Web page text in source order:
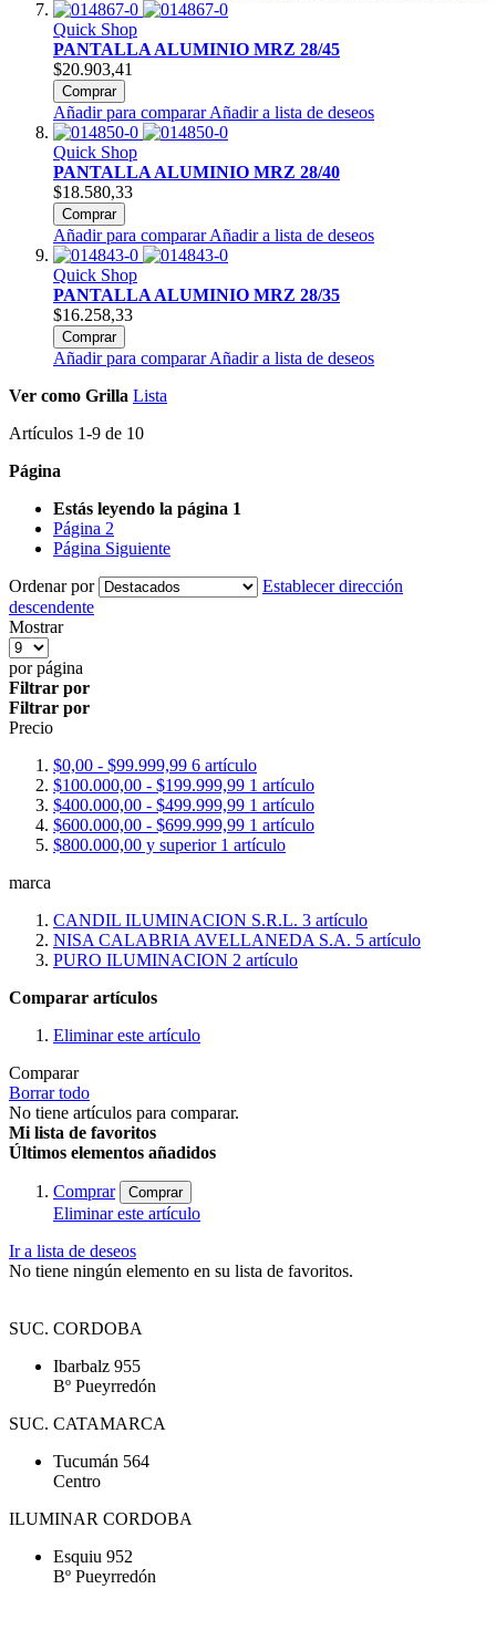
Quick Shop
PANTALLA ALUMINIO MRZ 28/45
$20.903,41
Comprar
Añadir para comparar Añadir a lista de deseos
Quick Shop
PANTALLA ALUMINIO MRZ 28/40
$18.580,33
Comprar
Añadir para comparar Añadir a lista de deseos
Quick Shop
PANTALLA ALUMINIO MRZ 28/35
$16.258,33
Comprar
Añadir para comparar Añadir a lista de deseos
Ver como Grilla Lista
Artículos 1-9 de 10
Página
Estás leyendo la página 1
Página 2
Página Siguiente
Ordenar por
Establecer dirección
descendente
Mostrar
por página
Filtrar por
Filtrar por
Precio
$0,00 - $99.999,99 6 artículo
$100.000,00 - $199.999,99 1 artículo
$400.000,00 - $499.999,99 1 artículo
$600.000,00 - $699.999,99 1 artículo
$800.000,00 y superior 1 artículo
marca
CANDIL ILUMINACION S.R.L. 3 artículo
NISA CALABRIA AVELLANEDA S.A. 5 artículo
PURO ILUMINACION 2 artículo
Comparar artículos
Eliminar este artículo
Comparar
Borrar todo
No tiene artículos para comparar.
Mi lista de favoritos
Últimos elementos añadidos
Comprar Comprar
Eliminar este artículo
Ir a lista de deseos
No tiene ningún elemento en su lista de favoritos.
SUC. CORDOBA
Ibarbalz 955
Bº Pueyrredón
SUC. CATAMARCA
Tucumán 564
Centro
ILUMINAR CORDOBA
Esquiu 952
Bº Pueyrredón